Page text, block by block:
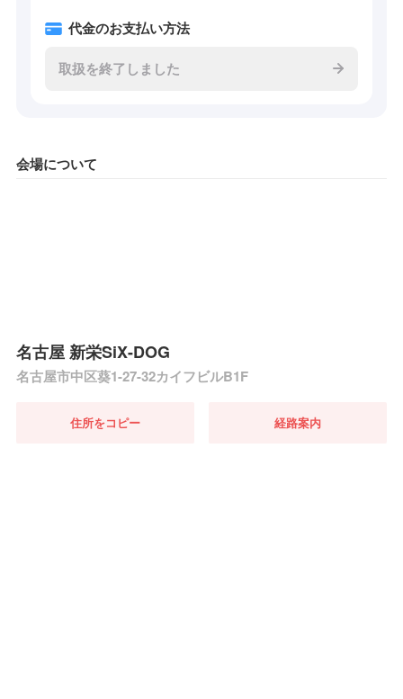
代金のお支払い方法
取扱を終了しました
会場について
名古屋 新栄SiX-DOG
名古屋市中区葵1-27-32カイフビルB1F
住所をコピー 経路案内